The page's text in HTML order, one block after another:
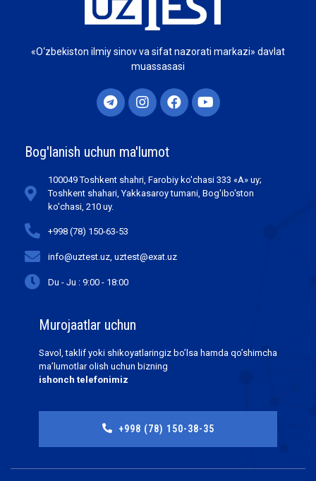
«O‘zbekiston ilmiy sinov va sifat nazorati markazi» davlat
muassasasi
Bog'lanish uchun ma'lumot
100049 Toshkent shahri, Farobiy ko'chasi 333 «А» uy;
Toshkent shahari, Yakkasaroy tumani, Bog'ibo'ston
ko'chasi, 210 uy.
+998 (78) 150-63-53
info@uztest.uz, uztest@exat.uz
Du - Ju : 9:00 - 18:00
Murojaatlar uchun
Savol, taklif yoki shikoyatlaringiz bo’lsa hamda qo’shimcha
ma’lumotlar olish uchun bizning
ishonch telefonimiz
+998 (78) 150-38-35